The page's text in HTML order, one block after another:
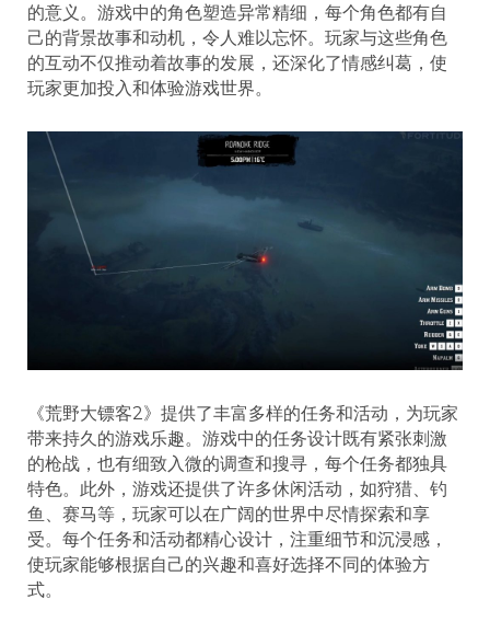
的意义。游戏中的角色塑造异常精细，每个角色都有自
己的背景故事和动机，令人难以忘怀。玩家与这些角色
的互动不仅推动着故事的发展，还深化了情感纠葛，使
玩家更加投入和体验游戏世界。
《荒野大镖客2》提供了丰富多样的任务和活动，为玩家
带来持久的游戏乐趣。游戏中的任务设计既有紧张刺激
的枪战，也有细致入微的调查和搜寻，每个任务都独具
特色。此外，游戏还提供了许多休闲活动，如狩猎、钓
鱼、赛马等，玩家可以在广阔的世界中尽情探索和享
受。每个任务和活动都精心设计，注重细节和沉浸感，
使玩家能够根据自己的兴趣和喜好选择不同的体验方
式。